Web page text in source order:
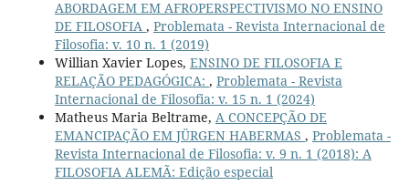
ABORDAGEM EM AFROPERSPECTIVISMO NO ENSINO
DE FILOSOFIA , Problemata - Revista Internacional de
Filosofia: v. 10 n. 1 (2019)
Willian Xavier Lopes, ENSINO DE FILOSOFIA E
RELAÇÃO PEDAGÓGICA: , Problemata - Revista
Internacional de Filosofia: v. 15 n. 1 (2024)
Matheus Maria Beltrame, A CONCEPÇÃO DE
EMANCIPAÇÃO EM JÜRGEN HABERMAS , Problemata -
Revista Internacional de Filosofia: v. 9 n. 1 (2018): A
FILOSOFIA ALEMÃ: Edição especial